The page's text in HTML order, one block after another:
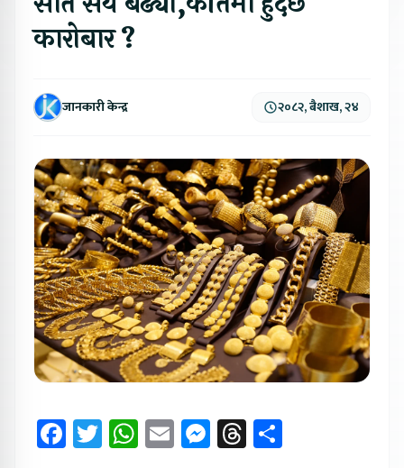
कारोबार ?
जानकारी केन्द्र २०८२, बैशाख, २४
Facebook
Twitter
WhatsApp
EmailMessenger
Threads